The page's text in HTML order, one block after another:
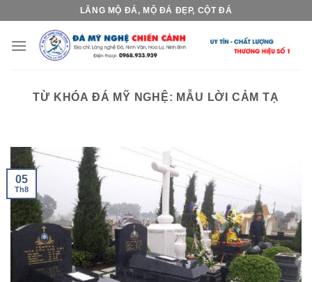
content
LĂNG MỘ ĐÁ, MỘ ĐÁ ĐẸP, CỘT ĐÁ
TỪ KHÓA ĐÁ MỸ NGHỆ: MẪU LỜI CẢM TẠ
05
Th8